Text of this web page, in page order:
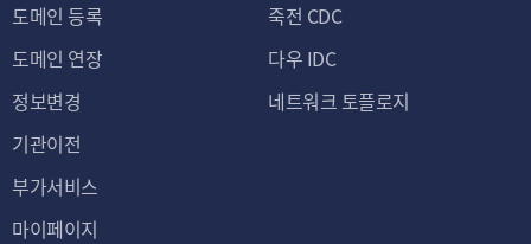
도메인 등록
도메인 연장
정보변경
기관이전
부가서비스
마이페이지
죽전 CDC
다우 IDC
네트워크 토플로지